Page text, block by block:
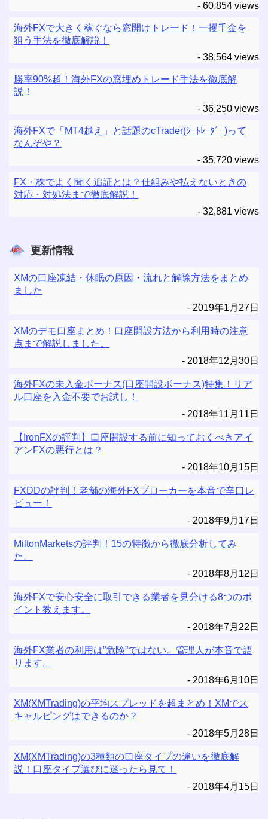
- 60,854 views
海外FXで大きく稼ぐなら窓開けトレード！一攫千金を
狙う手法を徹底解説！
- 38,564 views
勝率90%超！海外FXの窓埋めトレード手法を徹底解
説！
- 36,250 views
海外FXで「MT4越え」と話題のcTrader(ｼｰﾄﾚｰﾀﾞｰ)って
なんぞや？
- 35,720 views
FX・株でよく聞く追証とは？仕組みや払えないときの
対応・対処法まで徹底解説！
- 32,881 views
更新情報
XMの口座凍結・休眠の原因・流れと解除方法をまとめ
ました
2019年1月27日
XMのデモ口座まとめ！口座開設方法から利用時の注意
点まで解説しました。
2018年12月30日
海外FXの未入金ボーナス(口座開設ボーナス)特集！リア
ル口座を入金不要でお試し！
2018年11月11日
【IronFXの評判】口座開設する前に知っておくべきアイ
アンFXの悪行とは？
2018年10月15日
FXDDの評判！老舗の海外FXブローカーを本音で辛口レ
ビュー！
2018年9月17日
MiltonMarketsの評判！15の特徴から徹底分析してみ
た。
2018年8月12日
海外FXで安心安全に取引できる業者を見分ける8つのポ
イント教えます。
2018年7月22日
海外FX業者の利用は”危険”ではない。管理人が本音で語
ります。
2018年6月10日
XM(XMTrading)の平均スプレッドを超まとめ！XMでス
キャルピングはできるのか？
2018年5月28日
XM(XMTrading)の3種類の口座タイプの違いを徹底解
説！口座タイプ選びに迷ったら見て！
2018年4月15日